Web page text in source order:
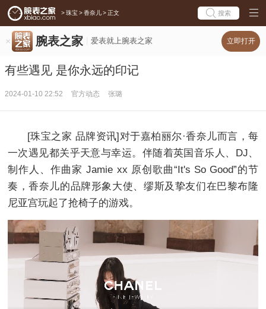
> 珠宝 > 香奈儿 > 正文 搜索
腕表之家 爱表就上腕表之家 立即打开
有些遇见 是你永远的印记
2024-01-10 22:52 官方动态 张璐
[珠宝之家 品牌资讯]对于嘉柏丽尔·香奈儿而言，每
一次遇见都关乎天意与幸运。伴随着英国音乐人、DJ、
制作人、作曲家 Jamie xx 原创歌曲“It's So Good”的节
奏，香奈儿的品牌形象大使、缪斯及挚友们在巴黎布隆
尼亚宫玩起了抢椅子的游戏。